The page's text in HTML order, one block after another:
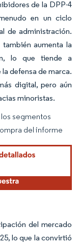
de la DPP-4
en un ciclo
de administración.
aumenta la
lo que tiende a
defensa de marca.
digital, pero aún
minoristas.
según CC BY 4.0.
segmentos
del informe
del mercado
lo que la convirtió